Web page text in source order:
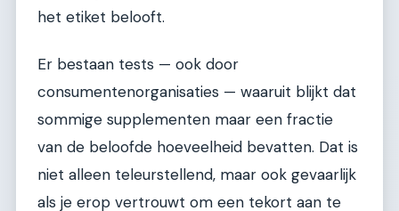
het etiket belooft.
Er bestaan tests — ook door
consumentenorganisaties — waaruit blijkt dat
sommige supplementen maar een fractie
van de beloofde hoeveelheid bevatten. Dat is
niet alleen teleurstellend, maar ook gevaarlijk
als je erop vertrouwt om een tekort aan te